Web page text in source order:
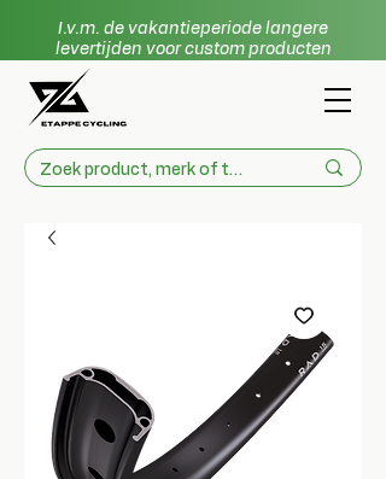
I.v.m. de vakantieperiode langere
levertijden voor custom producten